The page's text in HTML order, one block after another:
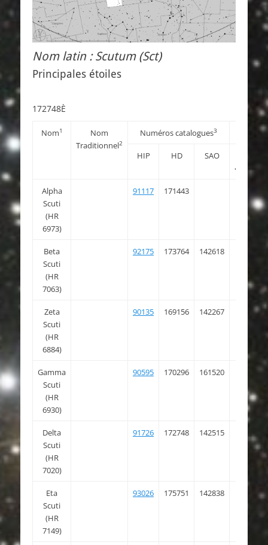
Nom latin : Scutum (Sct)
Principales étoiles
172748È
Nom1
Nom
Traditionnel2
Numéros catalogues3
HIP HD SAO
« h:m:s »
Alpha
Scuti
(HR
6973)
91117 171443
12.427
Beta
Scuti
(HR
7063)
92175 173764 142618
Zeta
Scuti
(HR
6884)
90135 169156 142267
18 23
Gamma
Scuti
(HR
6930)
90595 170296 161520
18 29
Delta
Scuti
(HR
7020)
91726 172748 142515
18 42
16.427
Eta
Scuti
(HR
7149)
93026 175751 142838
03.670